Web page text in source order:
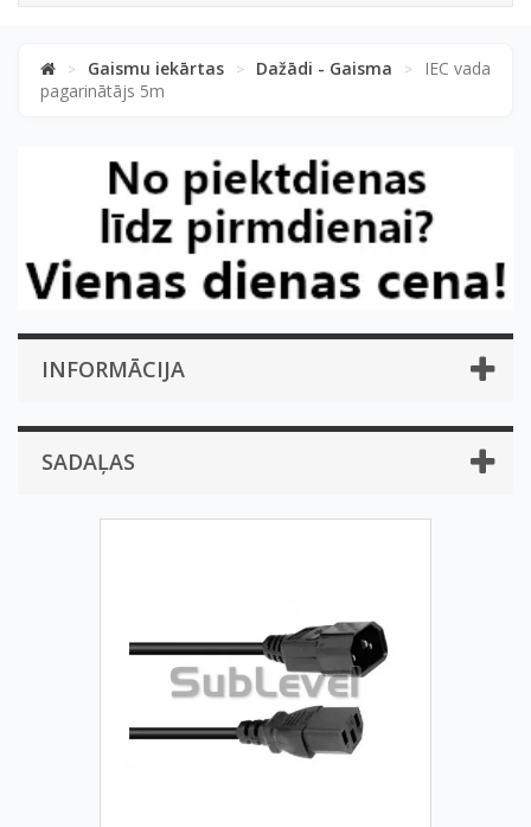
> Gaismu iekārtas > Dažādi - Gaisma >
IEC vada
pagarinātājs 5m
INFORMĀCIJA
SADAĻAS